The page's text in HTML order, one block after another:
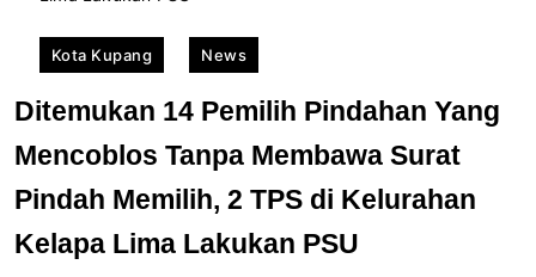
Kota Kupang News
Ditemukan 14 Pemilih Pindahan Yang
Mencoblos Tanpa Membawa Surat
Pindah Memilih, 2 TPS di Kelurahan
Kelapa Lima Lakukan PSU